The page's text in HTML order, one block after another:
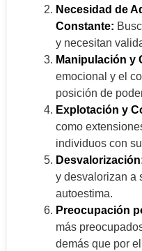
Necesidad de
Constante:
y necesitan
Manipulación y
emocional y el
posición de
Explotación y
como
individuos con
y desvalorizan a
autoestima.
Preocupación
más
demás que por